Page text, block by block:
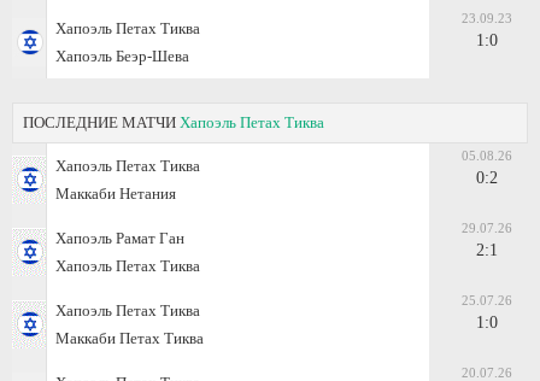
Хапоэль Петах Тиква
Хапоэль Беэр-Шева
23.09.23
1:0
ПОСЛЕДНИЕ МАТЧИ Хапоэль Петах Тиква
Хапоэль Петах Тиква
Маккаби Нетания
05.08.26
0:2
Хапоэль Рамат Ган
Хапоэль Петах Тиква
29.07.26
2:1
Хапоэль Петах Тиква
Маккаби Петах Тиква
25.07.26
1:0
20.07.26